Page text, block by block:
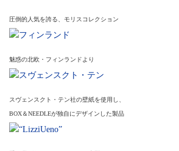
圧倒的人気を誇る、モリスコレクション
魅惑の北欧・フィンランドより
スヴェンスクト・テン社の壁紙を使用し、
BOX＆NEEDLEが独自にデザインした製品